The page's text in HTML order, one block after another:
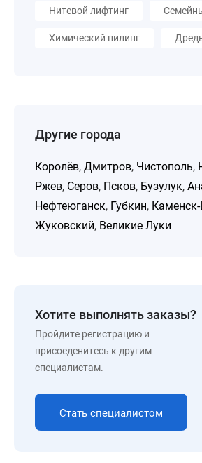
Нитевой лифтинг
Химический пилинг
Другие города
Королёв, Дмитров, Чистополь,
Ржев, Серов, Псков, Бузулук,
Нефтеюганск, Губкин,
Жуковский, Великие Луки
Хотите выполнять заказы?
Пройдите регистрацию и
присоеденитесь к другим
специалистам.
Стать специалистом